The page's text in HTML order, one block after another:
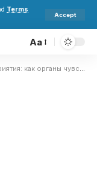
Terms
Accept
Aa
чувств формируют наше понимание мира